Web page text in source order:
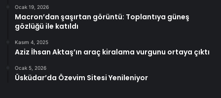
Ocak 19, 2026
Macron’dan şaşırtan görüntü: Toplantıya güneş
gözlüğü ile katıldı
Kasım 4, 2025
Aziz İhsan Aktaş’ın araç kiralama vurgunu ortaya çıktı
Ocak 5, 2026
Üsküdar’da Özevim Sitesi Yenileniyor